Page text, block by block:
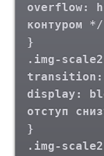
overflow:
контуром */
}
.img-
transition:
display:
отступ
}
.img-